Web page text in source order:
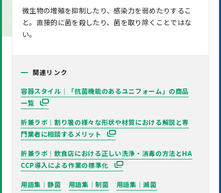
微生物の増殖を抑制したり、感染力を弱めたりするこ
と。直接的に菌を殺したり、菌を取り除くことではな
い。
関連リンク
容器スタイル｜「抗菌機能のあるユニフォーム」の商品
一覧
折兼ラボ｜割り箸の様々な形状や材質における解説と専
門業者に相談するメリット
折兼ラボ｜飲食店における正しい洗浄・消毒の方法とHA
CCP導入による作業の標準化
用語集｜静菌 用語集｜制菌 用語集｜滅菌